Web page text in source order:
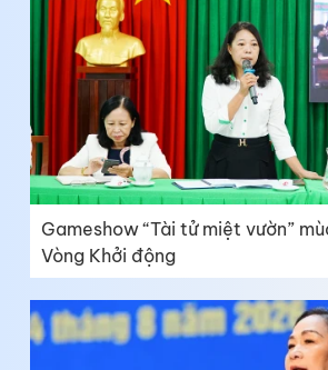
Gameshow “Tài tử miệt vườn”
Vòng Khởi động